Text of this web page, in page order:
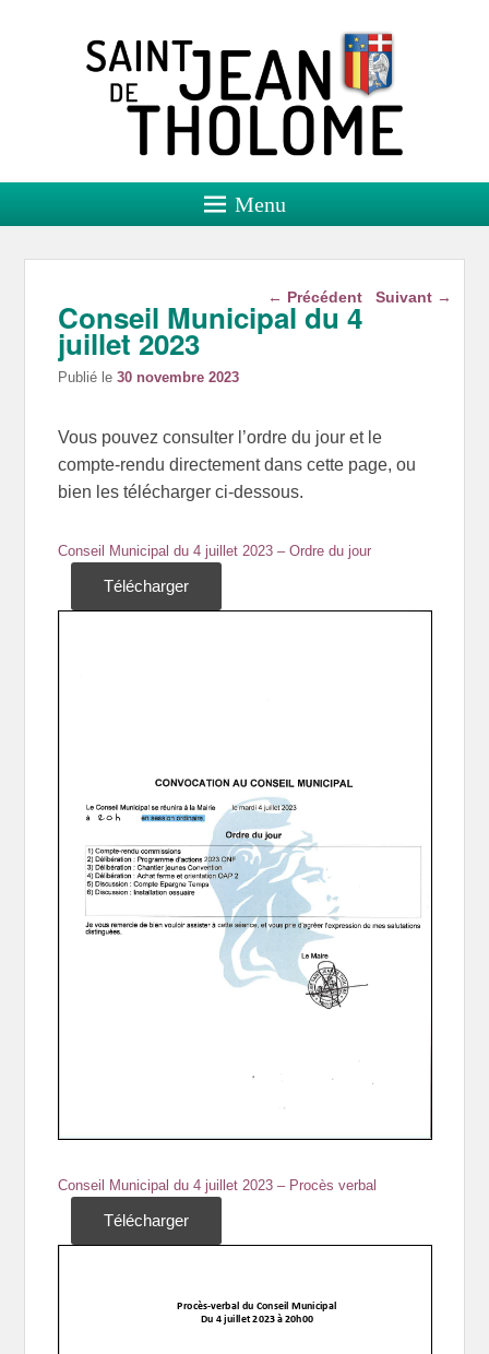
Saint Jean de Tholome
Site officiel
Menu
Navigation dans les
← Précédent Suivant →
Conseil Municipal du 4
juillet 2023
Publié le30 novembre 2023
Vous pouvez consulter l’ordre du jour et le
compte-rendu directement dans cette page, ou
bien les télécharger ci-dessous.
Conseil Municipal du 4 juillet 2023 – Ordre du jour
Télécharger
Conseil Municipal du 4 juillet 2023 – Procès verbal
Télécharger